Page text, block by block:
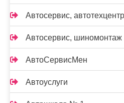
Автосервис,
Автосервис, шиномонтаж
АвтоСервисМен
Автоуслуги